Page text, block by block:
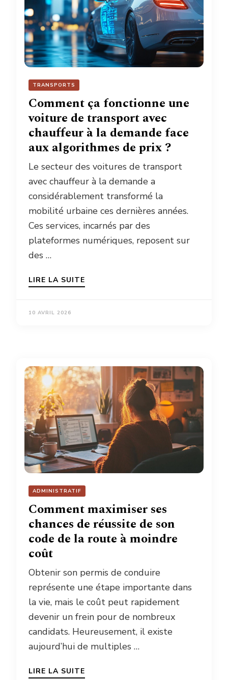
TRANSPORTS
Comment ça fonctionne une
voiture de transport avec
chauffeur à la demande face
aux algorithmes de prix ?
Le secteur des voitures de transport
avec chauffeur à la demande a
considérablement transformé la
mobilité urbaine ces dernières années.
Ces services, incarnés par des
plateformes numériques, reposent sur
des …
LIRE LA SUITE
10 AVRIL 2026
ADMINISTRATIF
Comment maximiser ses
chances de réussite de son
code de la route à moindre
coût
Obtenir son permis de conduire
représente une étape importante dans
la vie, mais le coût peut rapidement
devenir un frein pour de nombreux
candidats. Heureusement, il existe
aujourd’hui de multiples …
LIRE LA SUITE